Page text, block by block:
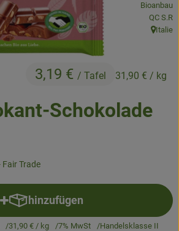
Schokolade
Trade
3,19 € / Tafel 31,90 € / kg
Bioanbau
,QC S.R
,
Italie
hinzufügen
Produkt zum Warenkorb
31,90 € / kg 7% MwSt Handelsklasse II